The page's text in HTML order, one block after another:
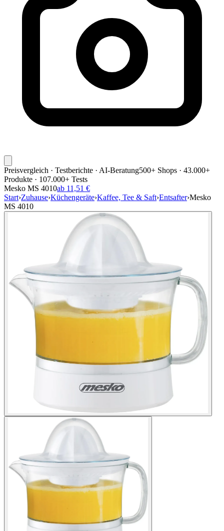
Preisvergleich · Testberichte · AI-Beratung500+ Shops · 43.000+
Produkte · 107.000+ Tests
Mesko MS 4010ab 11,51 €
Start›Zuhause›Küchengeräte›Kaffee, Tee & Saft›Entsafter›Mesko
MS 4010